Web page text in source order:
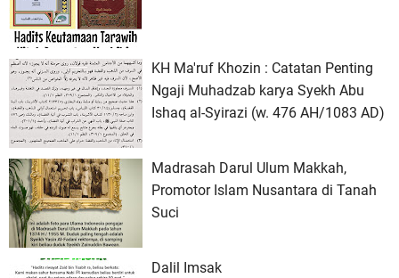
KH Ma'ruf Khozin : Catatan Penting
Ngaji Muhadzab karya Syekh Abu
Ishaq al-Syirazi (w. 476 AH/1083 AD)
Madrasah Darul Ulum Makkah,
Promotor Islam Nusantara di Tanah
Suci
Dalil Imsak